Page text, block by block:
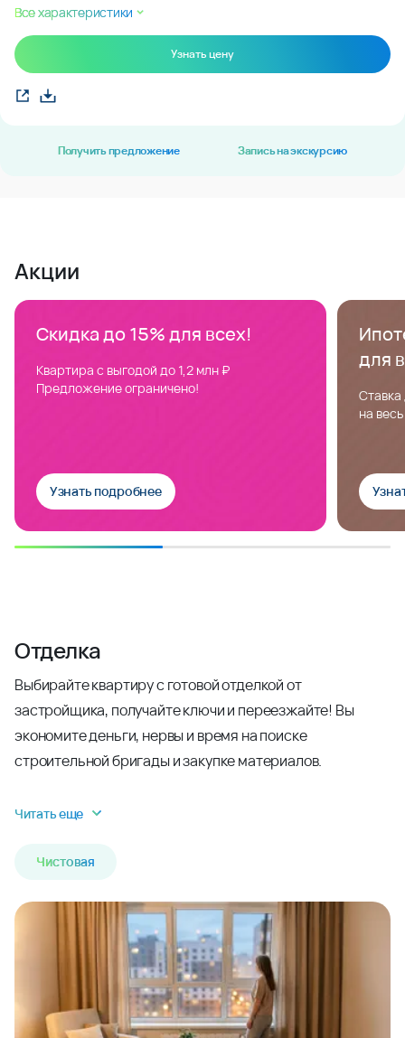
Все характеристики
Узнать цену
Получить предложение Запись на экскурсию
Акции
Скидка до 15% для всех!
Квартира с выгодой до 1,2 млн ₽
Предложение ограничено!
Узнать подробнее
для
Ставка
на
Отделка
Выбирайте квартиру с готовой отделкой от
застройщика, получайте ключи и переезжайте! Вы
экономите деньги, нервы и время на поиске
строительной бригады и закупке материалов.
Читать еще
Чистовая